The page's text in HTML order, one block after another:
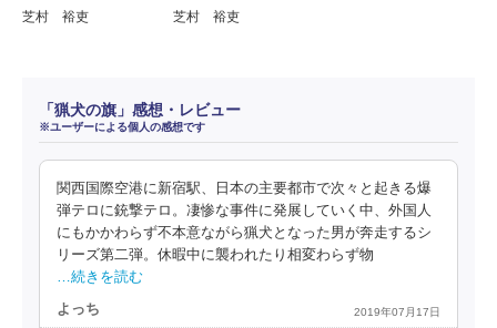
芝村 裕吏
芝村 裕吏
「猟犬の旗」感想・レビュー
※ユーザーによる個人の感想です
関西国際空港に新宿駅、日本の主要都市で次々と起きる爆
弾テロに銃撃テロ。凄惨な事件に発展していく中、外国人
にもかかわらず不本意ながら猟犬となった男が奔走するシ
リーズ第二弾。休暇中に襲われたり相変わらず物
…続きを読む
よっち 2019年07月17日